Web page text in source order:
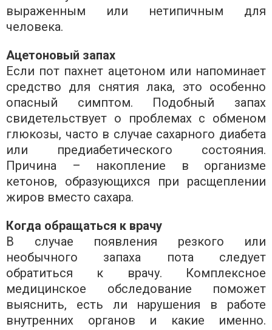
выраженным или нетипичным для
человека.
Ацетоновый запах
Если пот пахнет ацетоном или напоминает
средство для снятия лака, это особенно
опасный симптом. Подобный запах
свидетельствует о проблемах с обменом
глюкозы, часто в случае сахарного диабета
или предиабетического состояния.
Причина – накопление в организме
кетонов, образующихся при расщеплении
жиров вместо сахара.
Когда обращаться к врачу
В случае появления резкого или
необычного запаха пота следует
обратиться к врачу. Комплексное
медицинское обследование поможет
выяснить, есть ли нарушения в работе
внутренних органов и какие именно.